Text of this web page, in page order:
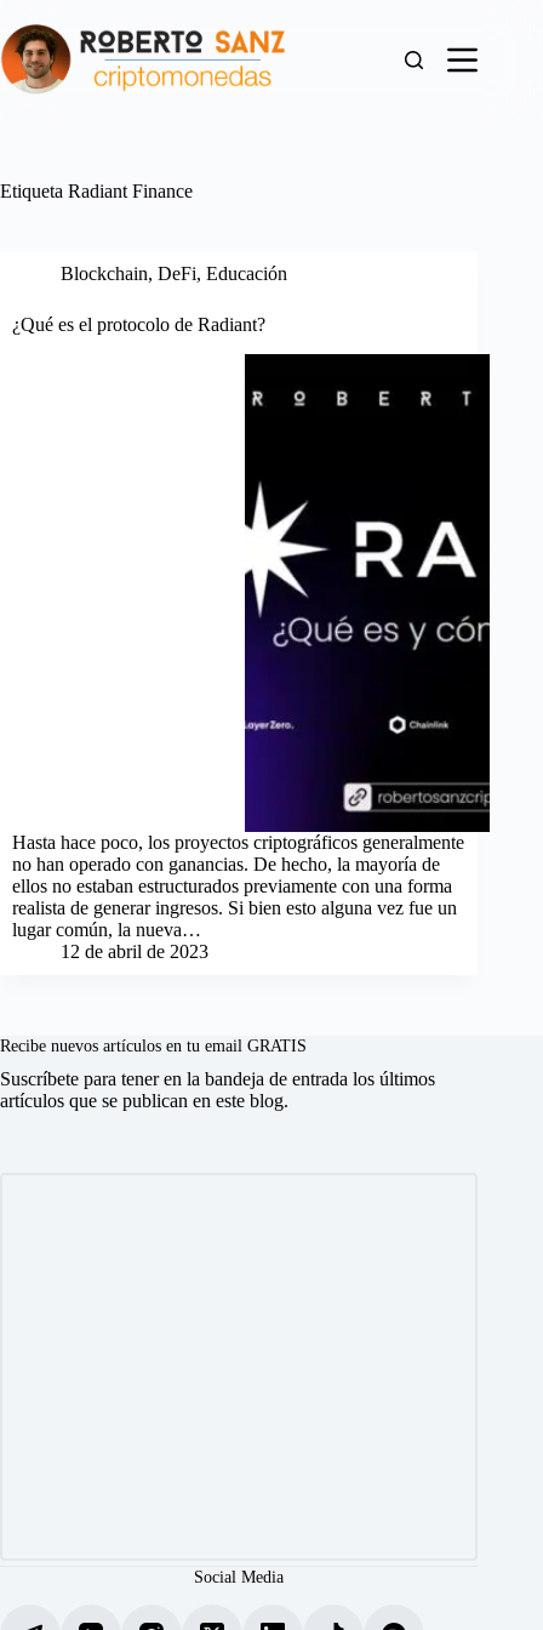
al
contenido
Etiqueta Radiant Finance
Blockchain, DeFi, Educación
¿Qué es el protocolo de Radiant?
Hasta hace poco, los proyectos criptográficos generalmente
no han operado con ganancias. De hecho, la mayoría de
ellos no estaban estructurados previamente con una forma
realista de generar ingresos. Si bien esto alguna vez fue un
lugar común, la nueva…
12 de abril de 2023
Recibe nuevos artículos en tu email GRATIS
Suscríbete para tener en la bandeja de entrada los últimos
artículos que se publican en este blog.
Social Media